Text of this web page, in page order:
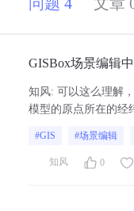
GISBox场景编辑
位置吗？
知风: 可以这么理解
模型的原点所在的经
#GIS #场景编辑
知风 0